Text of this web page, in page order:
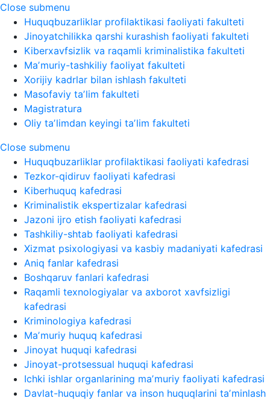
Close submenu
Huquqbuzarliklar profilaktikasi faoliyati fakulteti
Jinoyatchilikka qarshi kurashish faoliyati fakulteti
Kiberxavfsizlik va raqamli kriminalistika fakulteti
Maʼmuriy-tashkiliy faoliyat fakulteti
Xorijiy kadrlar bilan ishlash fakulteti
Masofaviy taʼlim fakulteti
Magistratura
Oliy taʼlimdan keyingi taʼlim fakulteti
Close submenu
Huquqbuzarliklar profilaktikasi faoliyati kafedrasi
Tezkor-qidiruv faoliyati kafedrasi
Kiberhuquq kafedrasi
Kriminalistik ekspertizalar kafedrasi
Jazoni ijro etish faoliyati kafedrasi
Tashkiliy-shtab faoliyati kafedrasi
Xizmat psixologiyasi va kasbiy madaniyati kafedrasi
Aniq fanlar kafedrasi
Boshqaruv fanlari kafedrasi
Raqamli texnologiyalar va axborot xavfsizligi
kafedrasi
Kriminologiya kafedrasi
Maʼmuriy huquq kafedrasi
Jinoyat huquqi kafedrasi
Jinoyat-protsessual huquqi kafedrasi
Ichki ishlar organlarining maʼmuriy faoliyati kafedrasi
Davlat-huquqiy fanlar va inson huquqlarini taʼminlash